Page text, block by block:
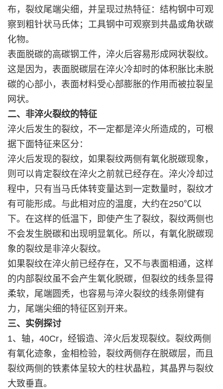
布，裂纹尾端尖细，并呈现过热特征：结构钢中可观
察到粗针状马氏体；工具钢中可观察到共晶或角状碳
化物。
表面脱碳的高碳钢工件，淬火后容易形成网状裂纹。
这是因为，表面脱碳层在淬火冷却时的体积胀比未脱
碳的心部小，表面材料受心部膨胀的作用而被拉裂呈
网状。
二、非淬火裂纹的特征
淬火后发生的裂纹，不一定都是淬火所造成的，可根
据下面特征来区分：
淬火后发现的裂纹，如果裂纹两侧有氧化脱碳现象，
则可以肯定裂纹在淬火之前就已经存在。淬火冷却过
程中，只有当马氏体转变量达到一定数量时，裂纹才
有可能形成。与此相对应的温度，大约在250℃以
下。在这样的低温下，即使产生了裂纹，裂纹两侧也
不会发生脱碳和出现明显氧化。所以，有氧化脱碳现
象的裂纹是非淬火裂纹。
如果裂纹在淬火前已经存在，又不与表面相通，这样
的内部裂纹虽不会产生氧化脱碳，但裂纹的线条显得
柔软，尾端圆秃，也容易与淬火裂纹的线条刚健有
力，尾端尖细的特征区别开来。
三、实例探讨
1、轴，40Cr，经锻造、淬火后发现裂纹。裂纹两侧
有氧化迹象，金相检验，裂纹两侧存在脱碳层，而且
裂纹两侧的铁素体呈较大的柱状晶粒，其晶界与裂纹
大致垂直。